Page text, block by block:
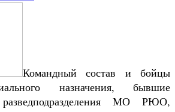
Командный состав и бойцы
назначения, бывшие
разведподразделения МО РЮО,